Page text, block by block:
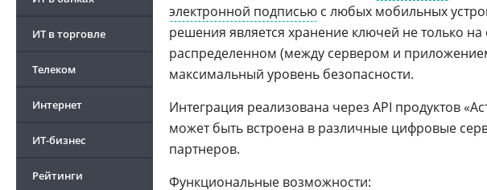
ИТ в торговле
Телеком
Интернет
ИТ-бизнес
Рейтинги
электронной подписью с любых мобильных
решения является хранение ключей не только
распределенном (между сервером и
максимальный уровень безопасности.
Интеграция реализована через API продуктов
может быть встроена в различные цифровые
партнеров.
Функциональные возможности: